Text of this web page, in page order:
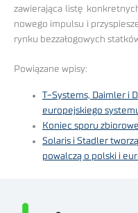
zawierająca listę
nowego impulsu i
rynku bezzałogowych
Powiązane wpisy:
T-Systems, Daimler i
europejskiego
Koniec sporu
Solaris i Stadler
powalczą o polski i